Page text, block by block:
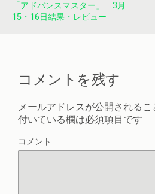
「アドバンスマスター」 3月
15・16日結果・レビュー
コメントを残す
メールアドレスが公開されるこ
付いている欄は必須項目です
コメント